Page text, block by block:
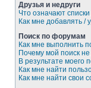
Друзья и недруги
Что означают
Как мне добавлять /
Поиск по форумам
Как мне выполнить
Почему мой поиск
В результате моего
Как мне найти
Как мне найти свои